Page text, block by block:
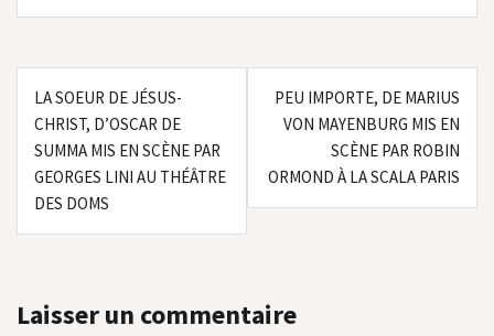
Navigation
de
l’article
LA SOEUR DE JÉSUS-
CHRIST, D’OSCAR DE
SUMMA MIS EN SCÈNE PAR
GEORGES LINI AU THÉÂTRE
DES DOMS
PEU IMPORTE, DE MARIUS
VON MAYENBURG MIS EN
SCÈNE PAR ROBIN
ORMOND À LA SCALA PARIS
Laisser un commentaire